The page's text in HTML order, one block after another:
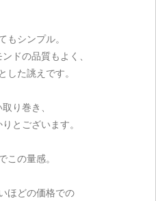
もシンプル。
ドの品質もよく、
した誂えです。
り巻き、
とございます。
この量感。
ほどの価格での